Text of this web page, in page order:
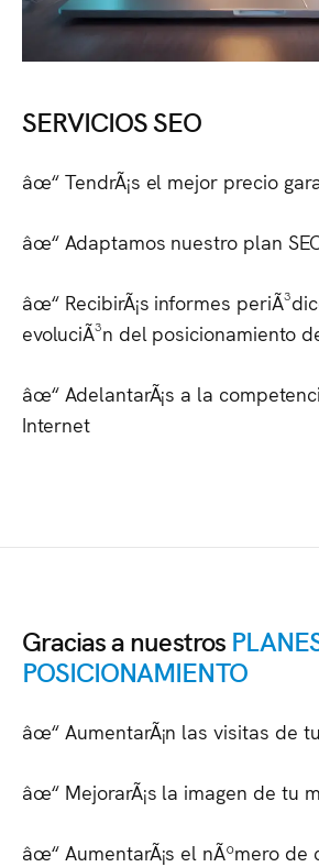
SERVICIOS SEO
âœ“ TendrÃ¡s el mejor precio
âœ“ Adaptamos nuestro plan
âœ“ RecibirÃ¡s informes
evoluciÃ³n del posicionamiento
âœ“ AdelantarÃ¡s a la
Internet
Gracias a nuestros
POSICIONAMIENTO
âœ“ AumentarÃ¡n las visitas de
âœ“ MejorarÃ¡s la imagen de tu
âœ“ AumentarÃ¡s el nÃºmero de